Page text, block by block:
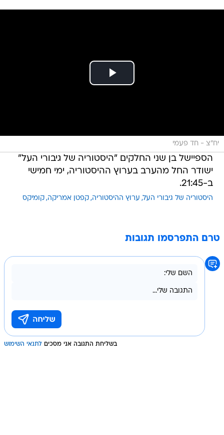
יח"צ - חד פעמי
הספיישל בן שני החלקים "היסטוריה של גיבורי העל"
ישודר החל מהערב בערוץ ההיסטוריה, ימי חמישי
ב-21:45.
היסטוריה של גיבורי העל ערוץ ההיסטוריה קפטן אמריקה קומיקס
טרם התפרסמו תגובות
בשליחת התגובה אני מסכים לתנאי השימוש